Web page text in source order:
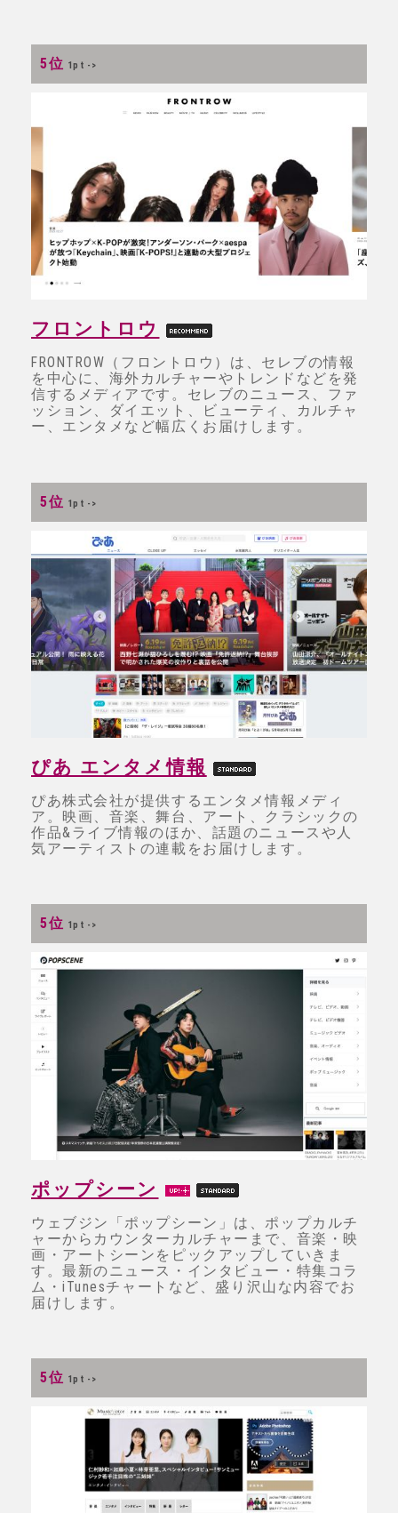
5位 1pt ->
フロントロウ
FRONTROW（フロントロウ）は、セレブの情報
を中心に、海外カルチャーやトレンドなどを発
信するメディアです。セレブのニュース、ファ
ッション、ダイエット、ビューティ、カルチャ
ー、エンタメなど幅広くお届けします。
5位 1pt ->
ぴあ エンタメ情報
ぴあ株式会社が提供するエンタメ情報メディ
ア。映画、音楽、舞台、アート、クラシックの
作品&ライブ情報のほか、話題のニュースや人
気アーティストの連載をお届けします。
5位 1pt ->
ポップシーン
ウェブジン「ポップシーン」は、ポップカルチ
ャーからカウンターカルチャーまで、音楽・映
画・アートシーンをピックアップしていきま
す。最新のニュース・インタビュー・特集コラ
ム・iTunesチャートなど、盛り沢山な内容でお
届けします。
5位 1pt ->